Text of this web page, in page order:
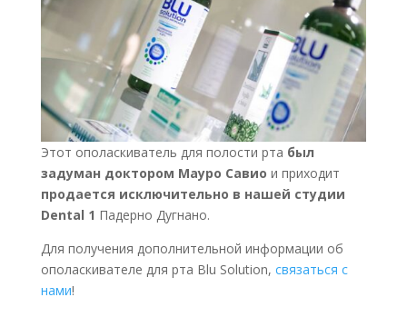
Этот ополаскиватель для полости рта был
задуман доктором Мауро Савио и приходит
продается исключительно в нашей студии
Dental 1 Падерно Дугнано.
Для получения дополнительной информации об
ополаскивателе для рта Blu Solution, связаться с
нами!